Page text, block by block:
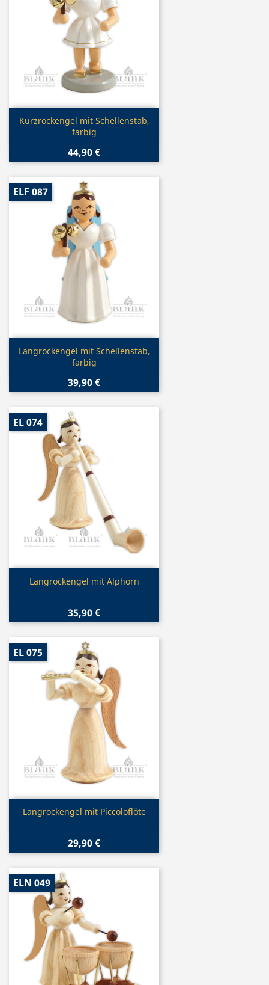
Vorschau
Kurzrockengel mit Schellenstab,
farbig
44,90 €
Vorschau
Langrockengel mit Schellenstab,
farbig
39,90 €
ELF 087
Vorschau
Langrockengel mit Alphorn
35,90 €
EL 074
Vorschau
Langrockengel mit Piccoloflöte
29,90 €
EL 075
ELN 049